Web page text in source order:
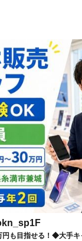
円も目指せる！◆大手キ